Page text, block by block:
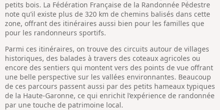
petits bois. La Fédération Française de la Randonnée Pédestre
note qu’il existe plus de 320 km de chemins balisés dans cette
zone, offrant des itinéraires aussi bien pour les familles que
pour les randonneurs sportifs.
Parmi ces itinéraires, on trouve des circuits autour de villages
historiques, des balades à travers des coteaux agricoles ou
encore des sentiers qui montent vers des points de vue offrant
une belle perspective sur les vallées environnantes. Beaucoup
de ces parcours passent aussi par des petits hameaux typiques
de la Haute-Garonne, ce qui enrichit l’expérience de randonnée
par une touche de patrimoine local.